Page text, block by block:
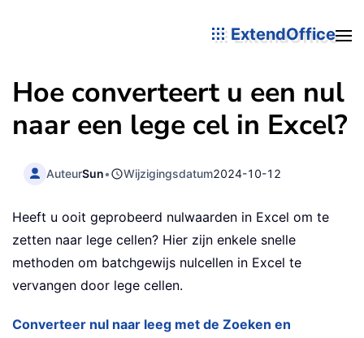
ExtendOffice
Hoe converteert u een nul
naar een lege cel in Excel?
AuteurSun• Wijzigingsdatum2024-10-12
Heeft u ooit geprobeerd nulwaarden in Excel om te
zetten naar lege cellen? Hier zijn enkele snelle
methoden om batchgewijs nulcellen in Excel te
vervangen door lege cellen.
Converteer nul naar leeg met de Zoeken en